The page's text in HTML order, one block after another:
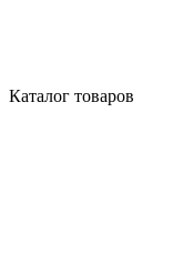
Каталог товаров